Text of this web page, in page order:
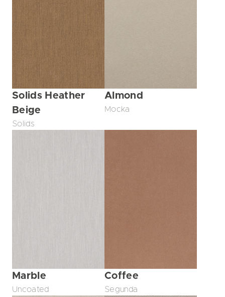
Solids Heather
Beige
Solids
Almond
Mocka
Marble
Uncoated
Coffee
Segunda